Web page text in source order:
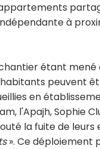
à
étant mené
peuvent
en
l'Apajh, Sophie
la fuite de leurs
». Ce déploiement